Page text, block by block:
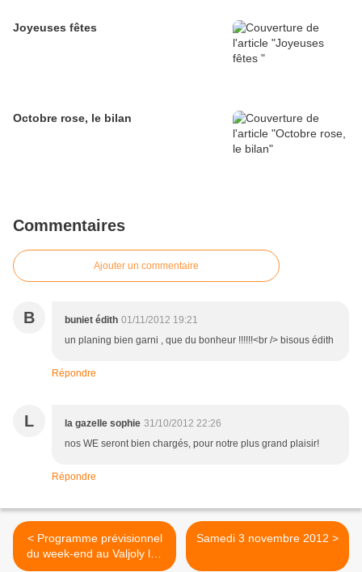
Joyeuses fêtes
Octobre rose, le bilan
Commentaires
Ajouter un commentaire
B buniet édith 01/11/2012 19:21
un planing bien garni , que du bonheur !!!!!!<br /> bisous édith
Répondre
L la gazelle sophie 31/10/2012 22:26
nos WE seront bien chargés, pour notre plus grand plaisir!
Répondre
< Programme prévisionnel
du week-end au Valjoly les
3 et 4 novembre
Samedi 3 novembre 2012 >